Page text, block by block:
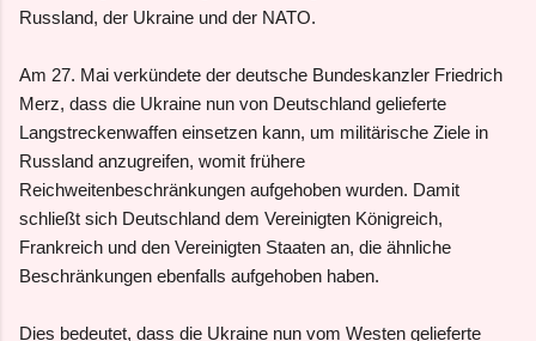
Russland, der Ukraine und der NATO.
Am 27. Mai verkündete der deutsche Bundeskanzler Friedrich
Merz, dass die Ukraine nun von Deutschland gelieferte
Langstreckenwaffen einsetzen kann, um militärische Ziele in
Russland anzugreifen, womit frühere
Reichweitenbeschränkungen aufgehoben wurden. Damit
schließt sich Deutschland dem Vereinigten Königreich,
Frankreich und den Vereinigten Staaten an, die ähnliche
Beschränkungen ebenfalls aufgehoben haben.
Dies bedeutet, dass die Ukraine nun vom Westen gelieferte